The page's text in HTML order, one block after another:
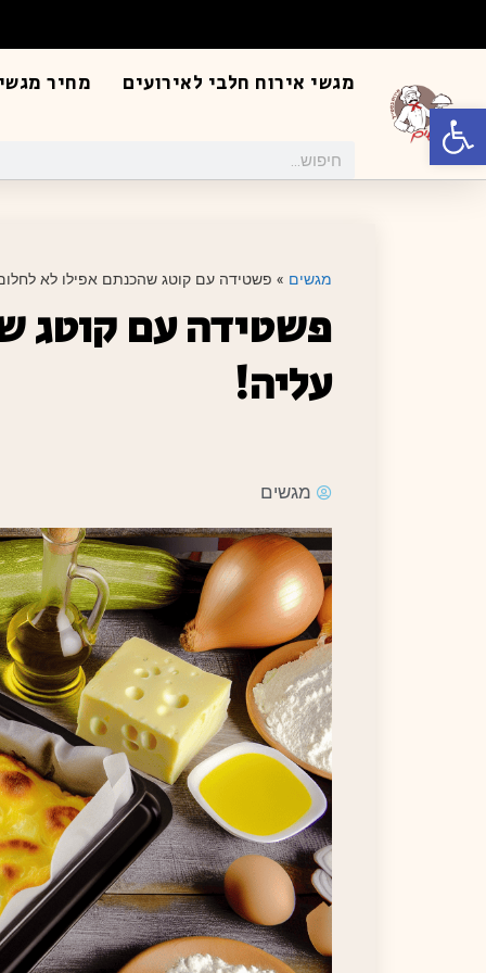
פתח סרגל נגישות
מגשי אירוח חלבי לאירועים מחיר
מגשים » פשטידה עם קוטג שהכנתם אפילו לא
פשטידה עם קוטג
עליה!
מגשים